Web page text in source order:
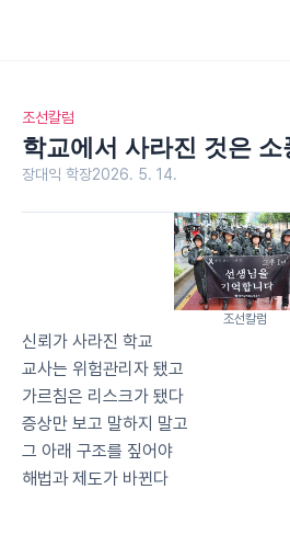
조선칼럼
학교에서 사라진 것은
장대익 학장2026. 5. 14.
조선칼럼
신뢰가 사라진 학교
교사는 위험관리자 됐고
가르침은 리스크가 됐다
증상만 보고 말하지 말고
그 아래 구조를 짚어야
해법과 제도가 바뀐다